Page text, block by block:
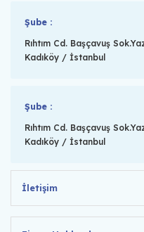
Şube :
Rıhtım Cd. Başçavuş
Kadıköy / İstanbul
Şube :
Rıhtım Cd. Başçavuş
Kadıköy / İstanbul
İletişim